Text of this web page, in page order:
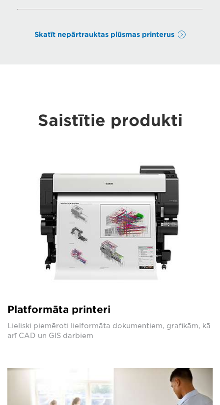
Skatīt nepārtrauktas plūsmas printerus
Saistītie produkti
Platformāta printeri
Lieliski piemēroti lielformāta dokumentiem, grafikām, kā
arī CAD un GIS darbiem